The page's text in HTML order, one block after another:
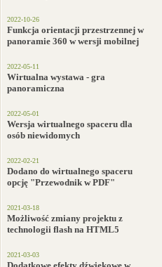
2022-10-26
Funkcja orientacji przestrzennej w
panoramie 360 w wersji mobilnej
2022-05-11
Wirtualna wystawa - gra
panoramiczna
2022-05-01
Wersja wirtualnego spaceru dla
osób niewidomych
2022-02-21
Dodano do wirtualnego spaceru
opcję "Przewodnik w PDF"
2021-03-18
Możliwość zmiany projektu z
technologii flash na HTML5
2021-03-03